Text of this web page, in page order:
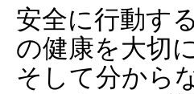
安全に行動す
の健康を大切
そして分から